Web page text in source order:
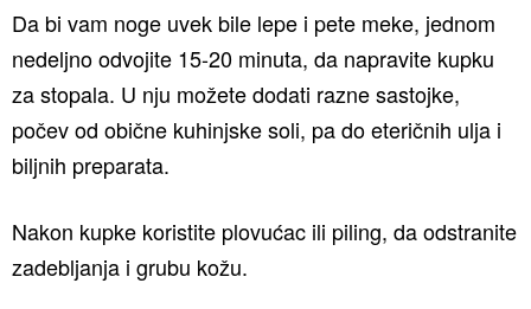
Da bi vam noge uvek bile lepe i pete meke, jednom
nedeljno odvojite 15-20 minuta, da napravite kupku
za stopala. U nju možete dodati razne sastojke,
počev od obične kuhinjske soli, pa do eteričnih ulja i
biljnih preparata.
Nakon kupke koristite plovućac ili piling, da odstranite
zadebljanja i grubu kožu.